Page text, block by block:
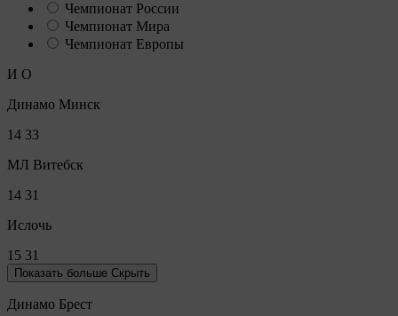
Чемпионат России
Чемпионат Мира
Чемпионат Европы
И О
Динамо Минск
14 33
МЛ Витебск
14 31
Ислочь
15 31
Показать больше Скрыть
Динамо Брест